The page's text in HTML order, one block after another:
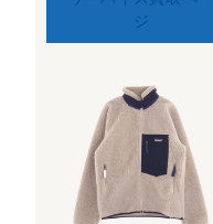
ジ